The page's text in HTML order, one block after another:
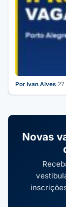
Por Ivan Alves·27
Novas